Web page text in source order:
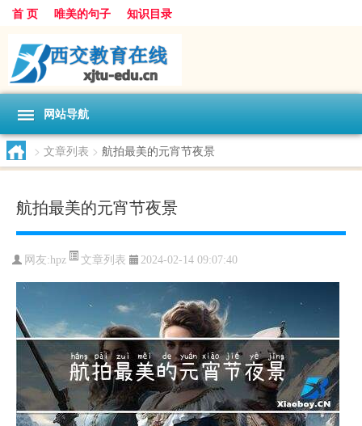
首 页 唯美的句子 知识目录
网站导航
> 文章列表 > 航拍最美的元宵节夜景
航拍最美的元宵节夜景
网友:hpz 文章列表 2024-02-14 09:07:40